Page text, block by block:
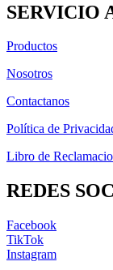
SERVICIO
Productos
Nosotros
Contactanos
Política de
Libro de
REDES
Facebook
TikTok
Instagram